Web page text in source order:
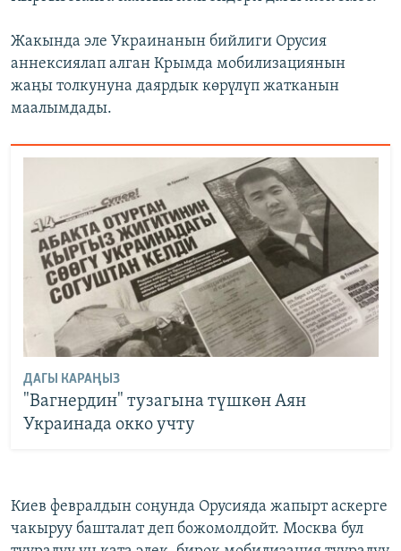
Жакында эле Украинанын бийлиги Орусия
аннексиялап алган Крымда мобилизациянын
жаңы толкунуна даярдык көрүлүп жатканын
маалымдады.
ДАГЫ КАРАҢЫЗ
"Вагнердин" тузагына түшкөн Аян
Украинада окко учту
Киев февралдын соңунда Орусияда жапырт аскерге
чакыруу башталат деп божомолдойт. Москва бул